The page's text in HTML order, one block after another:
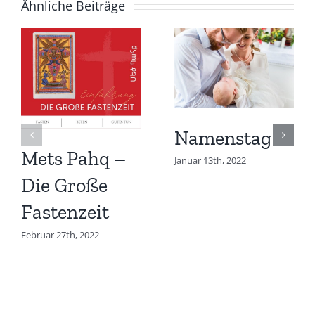
Ähnliche Beiträge
Mets Pahq –
Die Große
Fastenzeit
Februar 27th, 2022
Namenstag
Januar 13th, 2022